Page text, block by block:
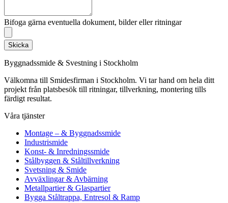
Bifoga gärna eventuella dokument, bilder eller ritningar
Skicka
Byggnadssmide & Svestning i Stockholm
Välkomna till Smidesfirman i Stockholm. Vi tar hand om hela ditt
projekt från platsbesök till ritningar, tillverkning, montering tills
färdigt resultat.
Våra tjänster
Montage – & Byggnadssmide
Industrismide
Konst- & Inredningssmide
Stålbyggen & Ståltillverkning
Svetsning & Smide
Avväxlingar & Avbärning
Metallpartier & Glaspartier
Bygga Ståltrappa, Entresol & Ramp